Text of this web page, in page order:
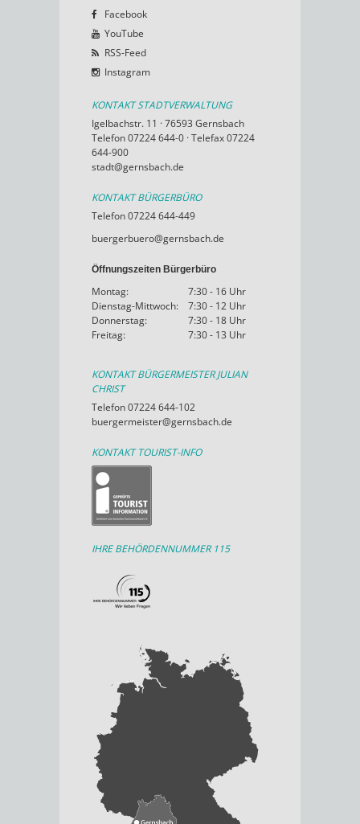
Facebook
YouTube
RSS-Feed
Instagram
KONTAKT STADTVERWALTUNG
Igelbachstr. 11 · 76593 Gernsbach
Telefon 07224 644-0 · Telefax 07224
644-900
stadt@gernsbach.de
KONTAKT BÜRGERBÜRO
Telefon 07224 644-449
buergerbuero@gernsbach.de
Öffnungszeiten Bürgerbüro
Montag:
7:30 - 16 Uhr
Dienstag-Mittwoch:
7:30 - 12 Uhr
Donnerstag:
7:30 - 18 Uhr
Freitag:
7:30 - 13 Uhr
KONTAKT BÜRGERMEISTER JULIAN
CHRIST
Telefon 07224 644-102
buergermeister@gernsbach.de
KONTAKT TOURIST-INFO
IHRE BEHÖRDENNUMMER 115